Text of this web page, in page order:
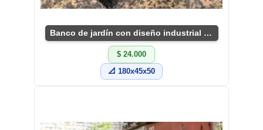
Banco de jardín con diseño industrial único
$ 24.000
📐 180x45x50